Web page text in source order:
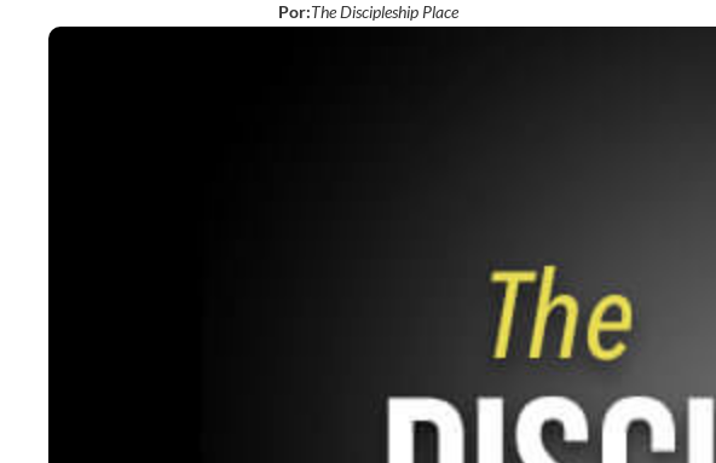
Por:The Discipleship Place